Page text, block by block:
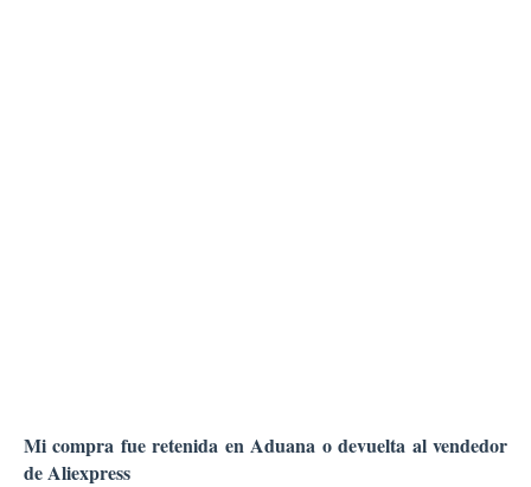
Mi compra fue retenida en Aduana o devuelta al vendedor
de Aliexpress